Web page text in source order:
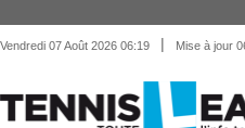
Vendredi 07 Août 2026 06:19 | Mise à jour